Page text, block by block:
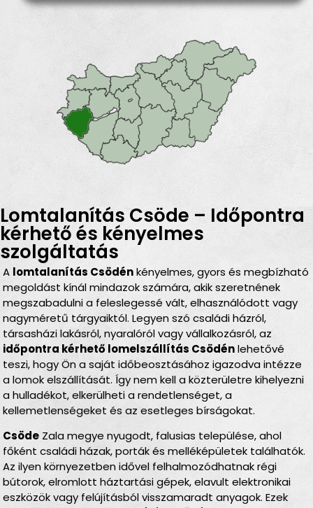
Lomtalanítás Csöde – Időpontra
kérhető és kényelmes
szolgáltatás
A lomtalanítás Csödénkényelmes, gyors és megbízható
megoldást kínál mindazok számára, akik szeretnének
megszabadulni a feleslegessé vált, elhasználódott vagy
nagyméretű tárgyaiktól. Legyen szó családi házról,
társasházi lakásról, nyaralóról vagy vállalkozásról, az
időpontra kérhető lomelszállítás Csödénlehetővé
teszi, hogy Ön a saját időbeosztásához igazodva intézze
a lomok elszállítását. Így nem kell a közterületre kihelyezni
a hulladékot, elkerülheti a rendetlenséget, a
kellemetlenségeket és az esetleges bírságokat.
Csöde Zala megye nyugodt, falusias települése, ahol
főként családi házak, porták és melléképületek találhatók.
Az ilyen környezetben idővel felhalmozódhatnak régi
bútorok, elromlott háztartási gépek, elavult elektronikai
eszközök vagy felújításból visszamaradt anyagok. Ezek